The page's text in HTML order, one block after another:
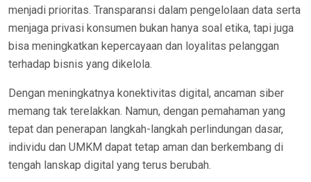
menjadi prioritas. Transparansi dalam pengelolaan data serta
menjaga privasi konsumen bukan hanya soal etika, tapi juga
bisa meningkatkan kepercayaan dan loyalitas pelanggan
terhadap bisnis yang dikelola.
Dengan meningkatnya konektivitas digital, ancaman siber
memang tak terelakkan. Namun, dengan pemahaman yang
tepat dan penerapan langkah-langkah perlindungan dasar,
individu dan UMKM dapat tetap aman dan berkembang di
tengah lanskap digital yang terus berubah.